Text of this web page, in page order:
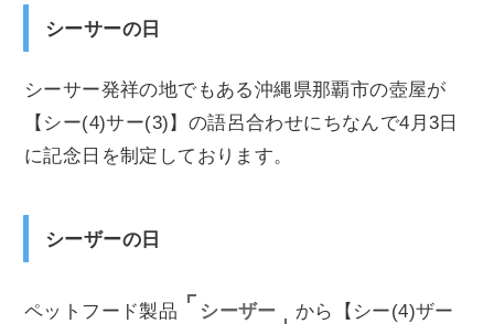
シーサーの日
シーサー発祥の地でもある沖縄県那覇市の壺屋が
【シー(4)サー(3)】の語呂合わせにちなんで4月3日
に記念日を制定しております。
シーザーの日
ペットフード製品 シーザー から【シー(4)ザー